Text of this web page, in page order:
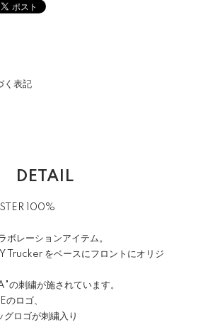
く表記
DETAIL
100%
レーションアイテム。
Trucker をベースにフロントにオリジ
刺繍が施されています。
ロゴ、
グロゴが刺繍入り